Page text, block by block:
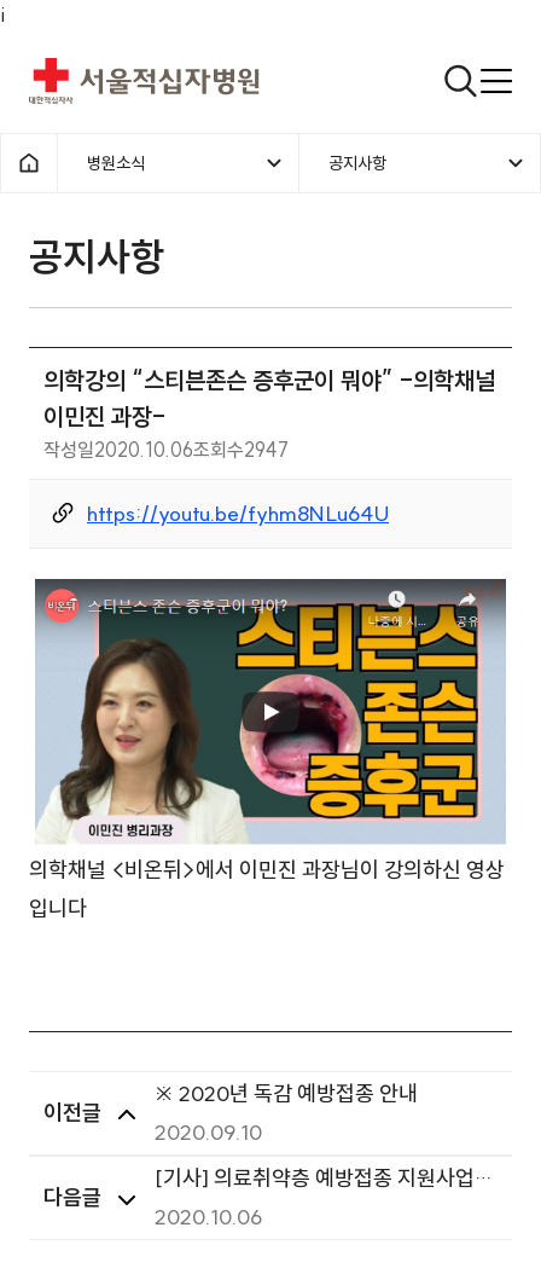
i
서울적십자병원 검색열기
홈으로 1차메뉴
병원소식 2차메뉴
공지사항
공지사항 | 병원소식 | 의학강의
공지사항
의학강의 “스티븐존슨 증후군이 뭐야” -의학채널
이민진 과장-
작성일2020.10.06조회수2947
https://youtu.be/fyhm8NLu64U
의학채널 <비온뒤>에서 이민진 과장님이 강의하신 영상
입니다
이전글
※ 2020년 독감 예방접종 안내
2020.09.10
다음글
[기사] 의료취약층 예방접종 지원사업
적극 전개
2020.10.06